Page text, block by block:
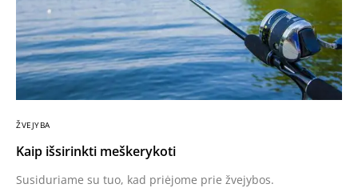
ŽVEJYBA
Kaip išsirinkti meškerykoti
Susiduriame su tuo, kad priėjome prie žvejybos.